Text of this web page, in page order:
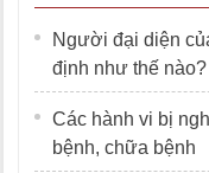
Người đại diện
định như thế nào?
Các hành vi bị
bệnh, chữa bệnh